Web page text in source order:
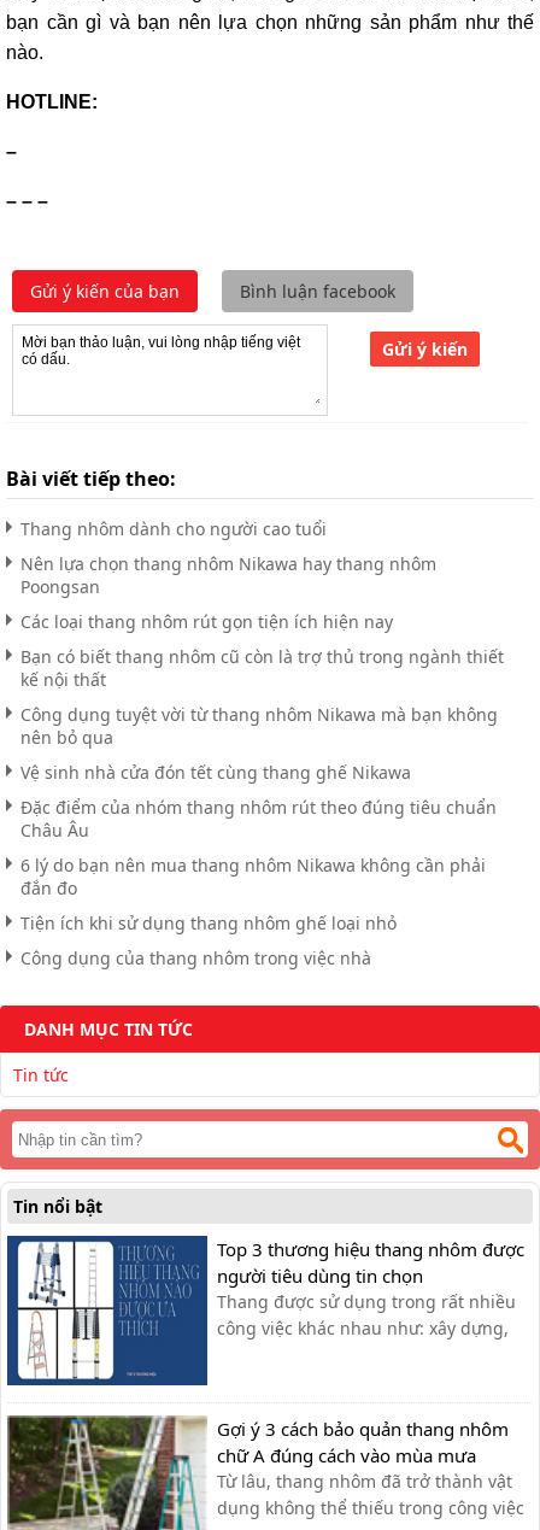
bạn cần gì và bạn nên lựa chọn những sản phẩm như thế
nào.
HOTLINE:
–
– – –
Gửi ý kiến của bạn Bình luận facebook
Gửi ý kiến
Bài viết tiếp theo:
Thang nhôm dành cho người cao tuổi
Nên lựa chọn thang nhôm Nikawa hay thang nhôm
Poongsan
Các loại thang nhôm rút gọn tiện ích hiện nay
Bạn có biết thang nhôm cũ còn là trợ thủ trong ngành thiết
kế nội thất
Công dụng tuyệt vời từ thang nhôm Nikawa mà bạn không
nên bỏ qua
Vệ sinh nhà cửa đón tết cùng thang ghế Nikawa
Đặc điểm của nhóm thang nhôm rút theo đúng tiêu chuẩn
Châu Âu
6 lý do bạn nên mua thang nhôm Nikawa không cần phải
đắn đo
Tiện ích khi sử dụng thang nhôm ghế loại nhỏ
Công dụng của thang nhôm trong việc nhà
DANH MỤC TIN TỨC
Tin tức
Tin nổi bật
Top 3 thương hiệu thang nhôm được
người tiêu dùng tin chọn
Thang được sử dụng trong rất nhiều
công việc khác nhau như: xây dựng,
nhôm nào là tốt nhất?
Gợi ý 3 cách bảo quản thang nhôm
chữ A đúng cách vào mùa mưa
Từ lâu, thang nhôm đã trở thành vật
dụng không thể thiếu trong công việc